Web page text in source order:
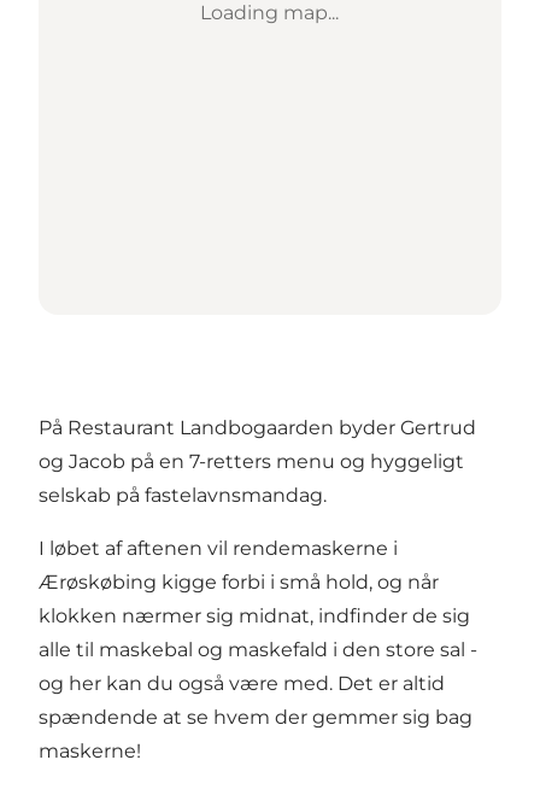
Loading map...
På Restaurant Landbogaarden byder Gertrud
og Jacob på en 7-retters menu og hyggeligt
selskab på fastelavnsmandag.
I løbet af aftenen vil rendemaskerne i
Ærøskøbing kigge forbi i små hold, og når
klokken nærmer sig midnat, indfinder de sig
alle til maskebal og maskefald i den store sal -
og her kan du også være med. Det er altid
spændende at se hvem der gemmer sig bag
maskerne!